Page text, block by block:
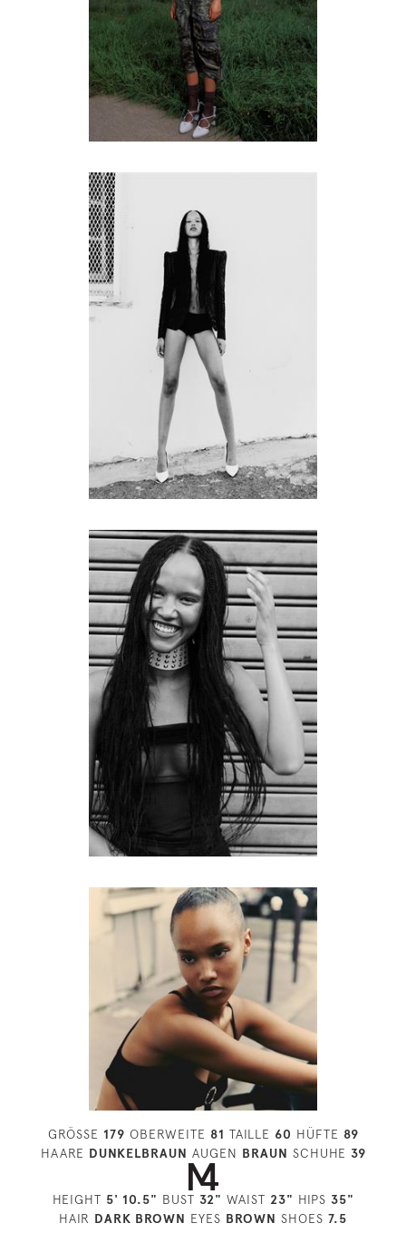
GRÖSSE 179 OBERWEITE 81 TAILLE 60 HÜFTE 89
HAARE DUNKELBRAUN AUGEN BRAUN SCHUHE 39
HEIGHT 5' 10.5" BUST 32" WAIST 23" HIPS 35"
HAIR DARK BROWN EYES BROWN SHOES 7.5